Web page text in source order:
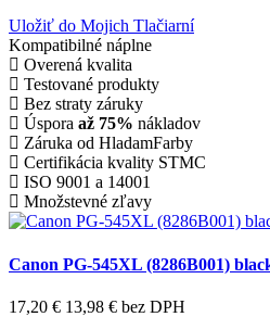
Uložiť do Mojich Tlačiarní
Kompatibilné náplne
Overená kvalita
Testované produkty
Bez straty záruky
Úspora až 75% nákladov
Záruka od HladamFarby
Certifikácia kvality STMC
ISO 9001 a 14001
Množstevné zľavy
Canon PG-545XL (8286B001)
17,20 € 13,98 € bez DPH